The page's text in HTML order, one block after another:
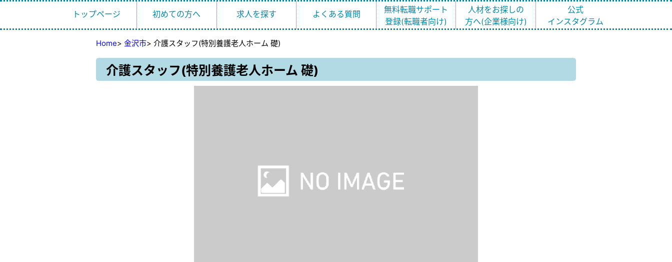
トップページ 初めての方へ 求人を探す よくある質問
無料転職サポート
登録(転職者向け)
人材をお探しの
方へ(企業様向け)
公式
インスタグラム
Home> 金沢市> 介護スタッフ(特別養護老人ホーム 礎)
介護スタッフ(特別養護老人ホーム 礎)